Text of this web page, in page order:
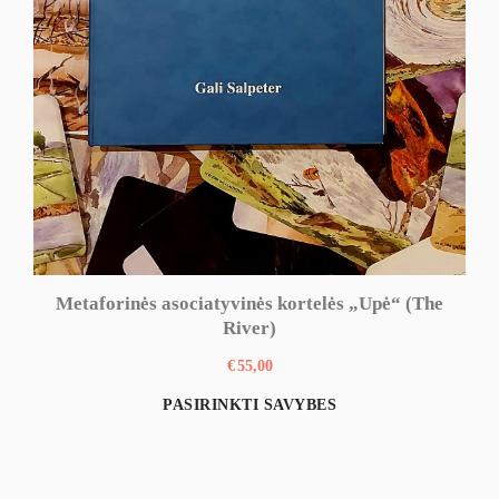
Metaforinės asociatyvinės kortelės „Upė“ (The
River)
€55,00
PASIRINKTI SAVYBESThis